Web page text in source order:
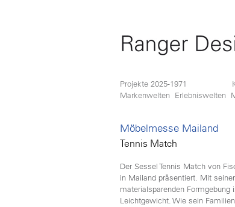
Projekte 2025-1971
Markenwelten Erlebniswelten
Möbelmesse Mailand
Tennis Match
Der Sessel Tennis Match von
in Mailand präsentiert. Mit
materialsparenden
Leichtgewicht. Wie sein